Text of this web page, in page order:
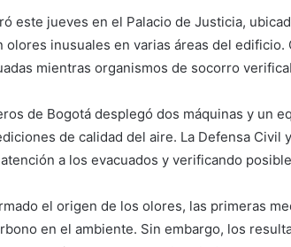
este jueves en el Palacio de Justicia,
inusuales en varias áreas del edificio.
mientras organismos de socorro
de Bogotá desplegó dos máquinas y un
de calidad del aire. La Defensa Civil
a los evacuados y verificando
el origen de los olores, las primeras
en el ambiente. Sin embargo, los